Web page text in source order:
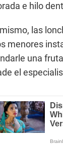
e hilo
las
menores
una
el